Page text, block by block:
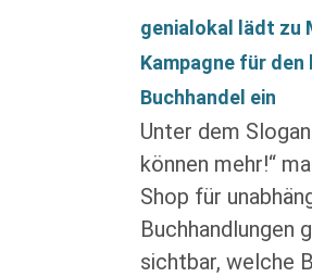
genialokal lädt zu
Kampagne für den
Buchhandel ein
Unter dem
können mehr!“
Shop für
Buchhandlungen
sichtbar, welche